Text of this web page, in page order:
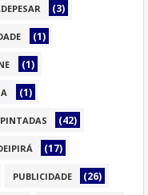
(3)
(1)
(1)
(1)
PINTADAS (42)
(17)
PUBLICIDADE (26)